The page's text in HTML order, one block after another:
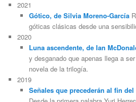
2021
Gótico, de Silvia Moreno-García
góticas clásicas desde una
2020
Luna ascendente, de Ian
y desganado que apenas llega a
novela de la trilogía.
2019
Señales que precederán al fin